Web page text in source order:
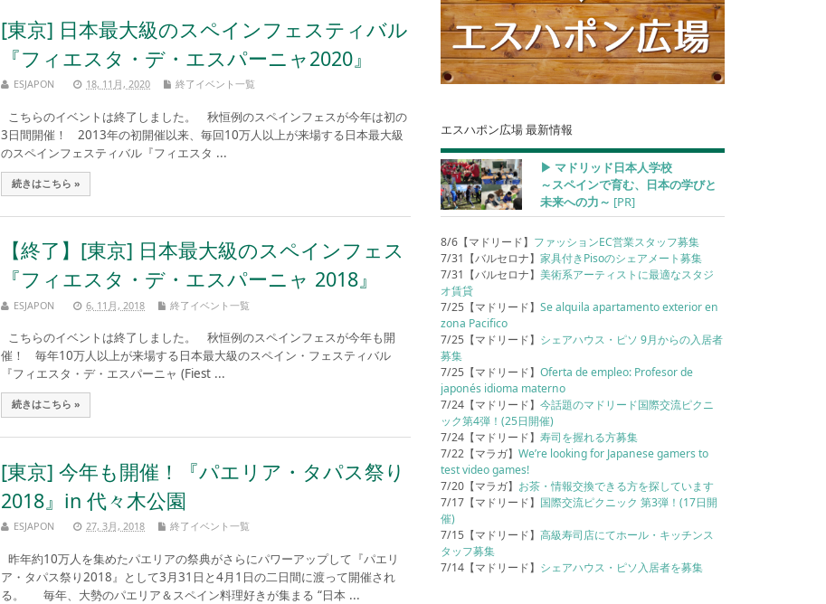
[東京] 日本最大級のスペインフェスティバル
『フィエスタ・デ・エスパーニャ2020』
ESJAPON 18, 11月, 2020 終了イベント一覧
こちらのイベントは終了しました。 秋恒例のスペインフェスが今年は初の
3日間開催！ 2013年の初開催以来、毎回10万人以上が来場する日本最大級
のスペインフェスティバル『フィエスタ ...
続きはこちら »
【終了】[東京] 日本最大級のスペインフェス
『フィエスタ・デ・エスパーニャ 2018』
ESJAPON 6, 11月, 2018 終了イベント一覧
こちらのイベントは終了しました。 秋恒例のスペインフェスが今年も開
催！ 毎年10万人以上が来場する日本最大級のスペイン・フェスティバル
『フィエスタ・デ・エスパーニャ (Fiest ...
続きはこちら »
[東京] 今年も開催！『パエリア・タパス祭り
2018』in 代々木公園
ESJAPON 27, 3月, 2018 終了イベント一覧
昨年約10万人を集めたパエリアの祭典がさらにパワーアップして『パエリ
ア・タパス祭り2018』として3月31日と4月1日の二日間に渡って開催され
る。 毎年、大勢のパエリア＆スペイン料理好きが集まる “日本 ...
エスハポン広場 最新情報
▶︎ マドリッド日本人学校
～スペインで育む、日本の学びと
未来への力～ [PR]
8/6【マドリード】 ファッションEC営業スタッフ募集
7/31【バルセロナ】家具付きPisoのシェアメート募集
7/31【バルセロナ】美術系アーティストに最適なスタジ
オ賃貸
7/25【マドリード】Se alquila apartamento exterior en
zona Pacifico
7/25【マドリード】 シェアハウス・ピソ 9月からの入居者
募集
7/25【マドリード】Oferta de empleo: Profesor de
japonés idioma materno
7/24【マドリード】今話題のマドリード国際交流ピクニ
ック第4弾！(25日開催)
7/24【マドリード】寿司を握れる方募集
7/22【マラガ】We’re looking for Japanese gamers to
test video games!
7/20【マラガ】 お茶・情報交換できる方を探しています
7/17【マドリード】 国際交流ピクニック 第3弾！(17日開
催)
7/15【マドリード】高級寿司店にてホール・キッチンス
タッフ募集
7/14【マドリード】 シェアハウス・ピソ入居者を募集